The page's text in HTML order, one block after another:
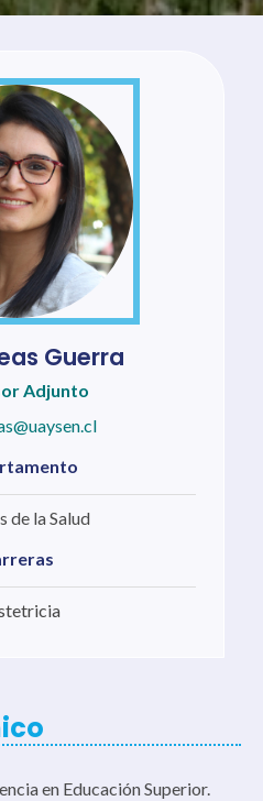
Guerra
Adjunto
de la Salud
en Educación Superior.